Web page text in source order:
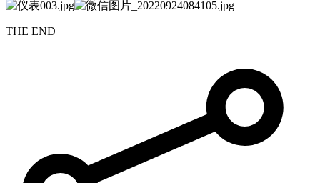
THE END